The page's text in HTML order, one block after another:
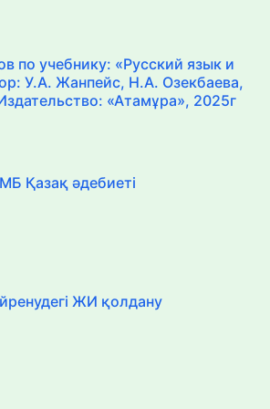
по учебнику: «Русский язык и
У.А. Жанпейс, Н.А. Озекбаева,
«Атамұра», 2025г
Қазақ әдебиеті
ЖИ қолдану